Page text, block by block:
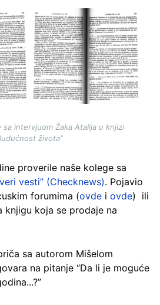
intervjuom Žaka Atalija u knjizi
života”
proverile naše kolege sa
vesti” (Checknews). Pojavio
forumima (ovde i ovde) ili
knjigu koja se prodaje na
sa autorom Mišelom
na pitanje “Da li je moguće